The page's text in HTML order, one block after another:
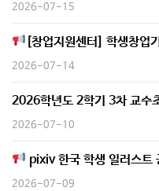
2026-07-15
[창업지원센터] 학생창업
2026-07-14
2026학년도 2학기 3차 교수
2026-07-10
pixiv 한국 학생 일러스트
2026-07-09